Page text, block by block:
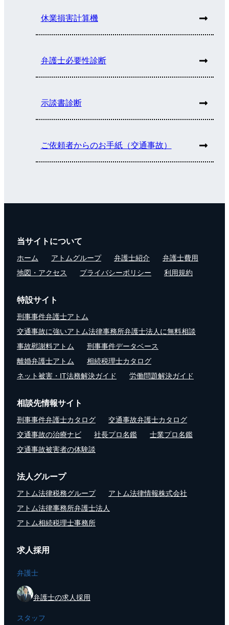
休業損害計算機
弁護士必要性診断
示談書診断
ご依頼者からのお手紙（交通事故）
当サイトについて
ホーム アトムグループ 弁護士紹介
弁護士費用
地図・アクセス
プライバシーポリシー 利用規約
特設サイト
刑事事件弁護士アトム
交通事故に強いアトム法律事務所弁護士法人に無料相談
事故慰謝料アトム
刑事事件データベース
離婚弁護士アトム
相続税理士カタログ
ネット被害・IT法務解決ガイド
労働問題解決ガイド
相談先情報サイト
刑事事件弁護士カタログ
交通事故弁護士カタログ
交通事故の治療ナビ
社長プロ名鑑
士業プロ名鑑
交通事故被害者の体験談
法人グループ
アトム法律税務グループ
アトム法律情報株式会社
アトム法律事務所弁護士法人
アトム相続税理士事務所
求人採用
弁護士
弁護士の求人採用
スタッフ